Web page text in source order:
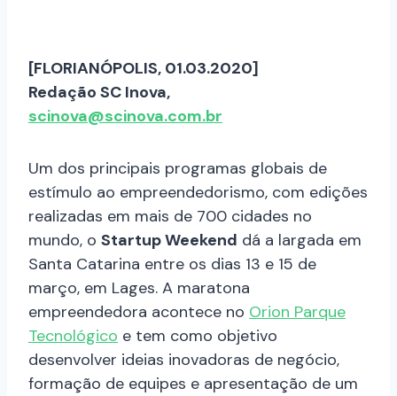
[FLORIANÓPOLIS, 01.03.2020]
Redação SC Inova,
scinova@scinova.com.br
Um dos principais programas globais de
estímulo ao empreendedorismo, com edições
realizadas em mais de 700 cidades no
mundo, o Startup Weekend dá a largada em
Santa Catarina entre os dias 13 e 15 de
março, em Lages. A maratona
empreendedora acontece no Orion Parque
Tecnológico e tem como objetivo
desenvolver ideias inovadoras de negócio,
formação de equipes e apresentação de um